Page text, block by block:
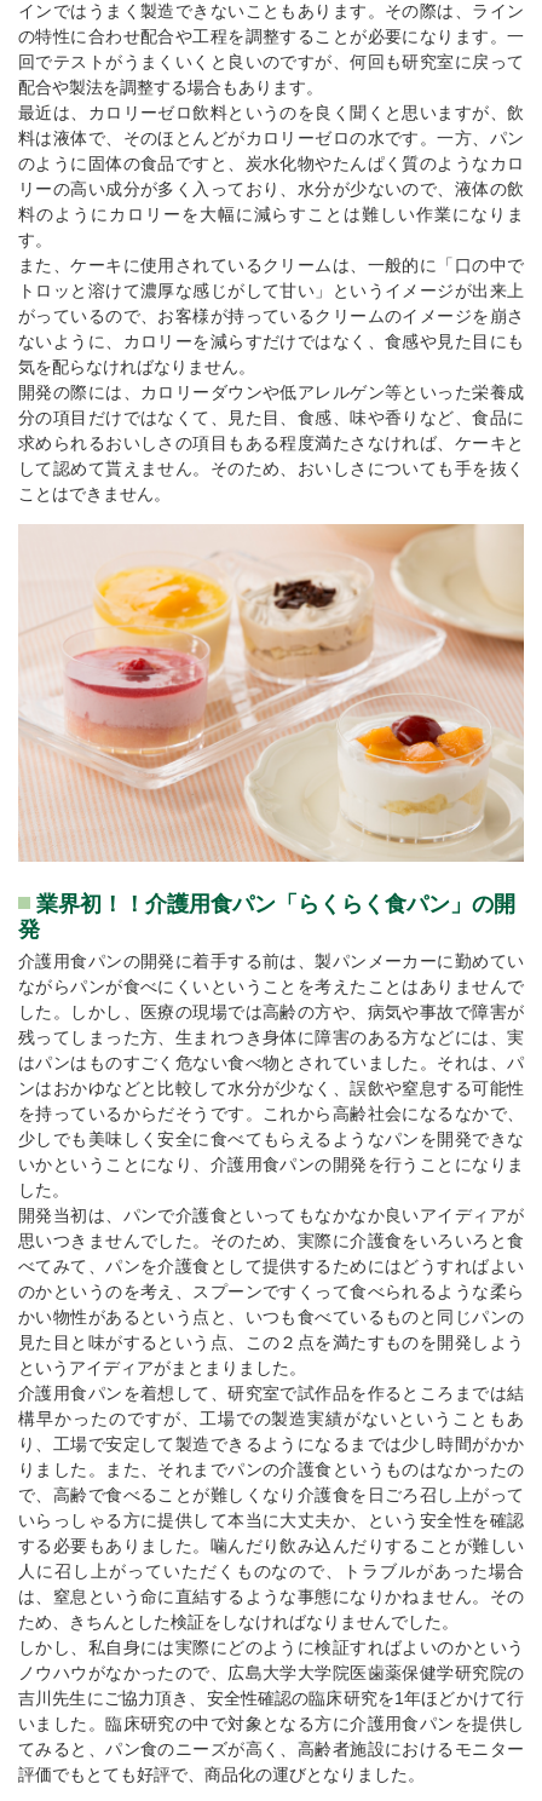
インではうまく製造できないこともあります。その際は、ライン
の特性に合わせ配合や工程を調整することが必要になります。一
回でテストがうまくいくと良いのですが、何回も研究室に戻って
配合や製法を調整する場合もあります。
最近は、カロリーゼロ飲料というのを良く聞くと思いますが、飲
料は液体で、そのほとんどがカロリーゼロの水です。一方、パン
のように固体の食品ですと、炭水化物やたんぱく質のようなカロ
リーの高い成分が多く入っており、水分が少ないので、液体の飲
料のようにカロリーを大幅に減らすことは難しい作業になりま
す。
また、ケーキに使用されているクリームは、一般的に「口の中で
トロッと溶けて濃厚な感じがして甘い」というイメージが出来上
がっているので、お客様が持っているクリームのイメージを崩さ
ないように、カロリーを減らすだけではなく、食感や見た目にも
気を配らなければなりません。
開発の際には、カロリーダウンや低アレルゲン等といった栄養成
分の項目だけではなくて、見た目、食感、味や香りなど、食品に
求められるおいしさの項目もある程度満たさなければ、ケーキと
して認めて貰えません。そのため、おいしさについても手を抜く
ことはできません。
業界初！！介護用食パン「らくらく食パン」の開
発
介護用食パンの開発に着手する前は、製パンメーカーに勤めてい
ながらパンが食べにくいということを考えたことはありませんで
した。しかし、医療の現場では高齢の方や、病気や事故で障害が
残ってしまった方、生まれつき身体に障害のある方などには、実
はパンはものすごく危ない食べ物とされていました。それは、パ
ンはおかゆなどと比較して水分が少なく、誤飲や窒息する可能性
を持っているからだそうです。これから高齢社会になるなかで、
少しでも美味しく安全に食べてもらえるようなパンを開発できな
いかということになり、介護用食パンの開発を行うことになりま
した。
開発当初は、パンで介護食といってもなかなか良いアイディアが
思いつきませんでした。そのため、実際に介護食をいろいろと食
べてみて、パンを介護食として提供するためにはどうすればよい
のかというのを考え、スプーンですくって食べられるような柔ら
かい物性があるという点と、いつも食べているものと同じパンの
見た目と味がするという点、この２点を満たすものを開発しよう
というアイディアがまとまりました。
介護用食パンを着想して、研究室で試作品を作るところまでは結
構早かったのですが、工場での製造実績がないということもあ
り、工場で安定して製造できるようになるまでは少し時間がかか
りました。また、それまでパンの介護食というものはなかったの
で、高齢で食べることが難しくなり介護食を日ごろ召し上がって
いらっしゃる方に提供して本当に大丈夫か、という安全性を確認
する必要もありました。噛んだり飲み込んだりすることが難しい
人に召し上がっていただくものなので、トラブルがあった場合
は、窒息という命に直結するような事態になりかねません。その
ため、きちんとした検証をしなければなりませんでした。
しかし、私自身には実際にどのように検証すればよいのかという
ノウハウがなかったので、広島大学大学院医歯薬保健学研究院の
吉川先生にご協力頂き、安全性確認の臨床研究を1年ほどかけて行
いました。臨床研究の中で対象となる方に介護用食パンを提供し
てみると、パン食のニーズが高く、高齢者施設におけるモニター
評価でもとても好評で、商品化の運びとなりました。